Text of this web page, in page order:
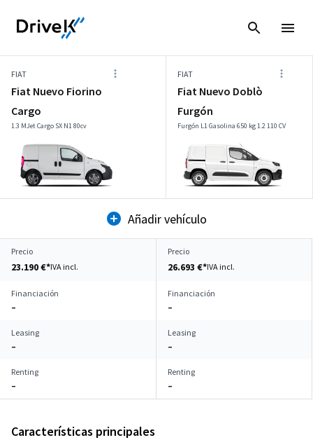
FIAT
Fiat Nuevo Fiorino
Cargo
1.3 MJet Cargo SX N1 80cv
FIAT
Fiat Nuevo Doblò
Furgón
Furgón L1 Gasolina 650 kg 1.2 110 CV
Añadir vehículo
Precio
23.190 €*IVA incl.
Precio
26.693 €*IVA incl.
Financiación
–
Financiación
–
Leasing
–
Leasing
–
Renting
–
Renting
–
Características principales